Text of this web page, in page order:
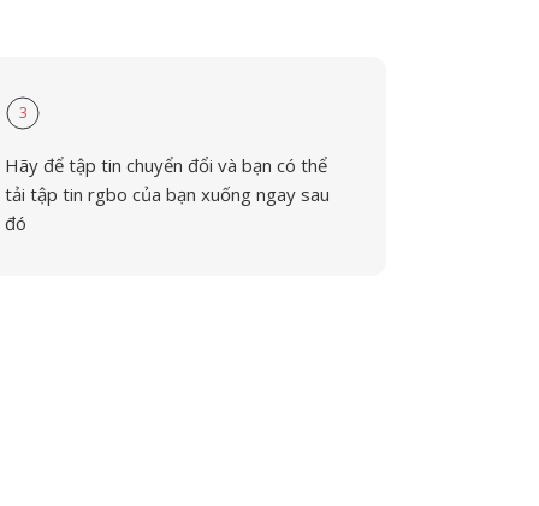
3
Hãy để tập tin chuyển đổi và bạn có thể
tải tập tin rgbo của bạn xuống ngay sau
đó